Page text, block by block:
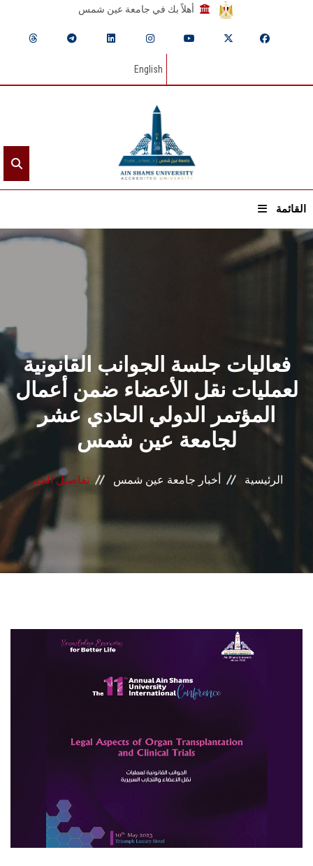
أهلاً بك في جامعة عين شمس
English
القائمة
القطاعـات
الشئون الأكاديمية
البحث العلمي
الرعاية الصحية
المراكز والوحدات
الأنظمة الذكية
الإعلام
الطلاب
الزائـرون
فعاليات جلسة الجوانب القانونية
لعمليات نقل الأعضاء ضمن أعمال
المؤتمر الدولي الحادي عشر
لجامعة عين شمس
الرئيسية أخبار جامعة عين شمس تفاصيل الخبر